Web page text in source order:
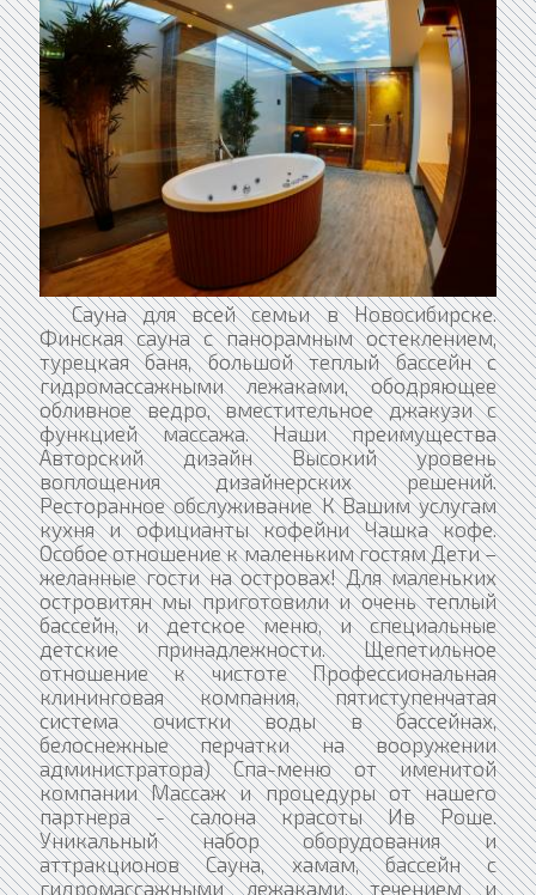
​Сауна для всей семьи в Новосибирске.
Финская сауна с панорамным остеклением,
турецкая баня, большой теплый бассейн с
гидромассажными лежаками, ободряющее
обливное ведро, вместительное джакузи с
функцией массажа. Наши преимущества
Авторский дизайн Высокий уровень
воплощения дизайнерских решений.
Ресторанное обслуживание К Вашим услугам
кухня и официанты кофейни Чашка кофе.
Особое отношение к маленьким гостям Дети –
желанные гости на островах! Для маленьких
островитян мы приготовили и очень теплый
бассейн, и детское меню, и специальные
детские принадлежности. Щепетильное
отношение к чистоте Профессиональная
клининговая компания, пятиступенчатая
система очистки воды в бассейнах,
белоснежные перчатки на вооружении
администратора) Спа-меню от именитой
компании Массаж и процедуры от нашего
партнера - салона красоты Ив Роше.
Уникальный набор оборудования и
аттракционов Сауна, хамам, бассейн с
гидромассажными лежаками, течением и